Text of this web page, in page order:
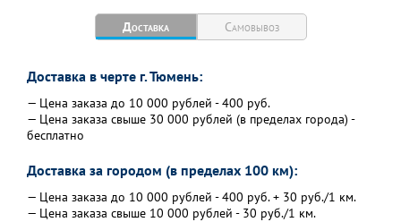
245
Мощность, кВт
9,45
Площадь обогрева, кв.м.
Доставка Самовывоз
Доставка в черте г. Тюмень:
— Цена заказа до 10 000 рублей - 400 руб.
— Цена заказа свыше 30 000 рублей (в пределах города) -
бесплатно
Доставка за городом (в пределах 100 км):
— Цена заказа до 10 000 рублей - 400 руб. + 30 руб./1 км.
— Цена заказа свыше 10 000 рублей - 30 руб./1 км.